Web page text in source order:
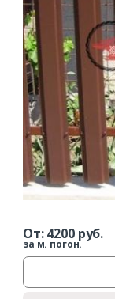
От:4200руб.
за м. погон.